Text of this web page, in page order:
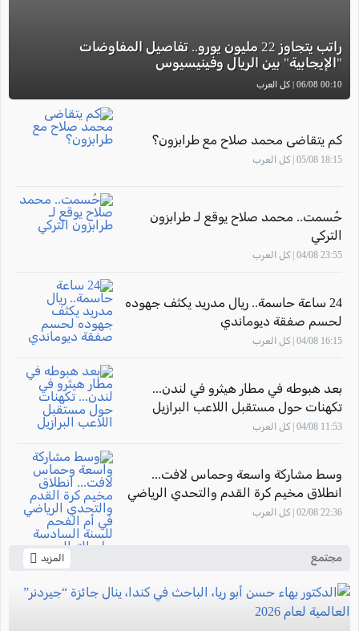
راتب يتجاوز 22 مليون يورو.. تفاصيل المفاوضات
"الإيجابية" بين الريال وفينيسيوس
00:10 06/08 | كل العرب
كم يتقاضى محمد صلاح مع طرابزون؟
18:15 05/08 | كل العرب
حُسمت.. محمد صلاح يوقع لـ طرابزون
التركي
23:55 04/08 | كل العرب
24 ساعة حاسمة.. ريال مدريد يكثف جهوده
لحسم صفقة ديوماندي
16:15 04/08 | كل العرب
بعد هبوطه في مطار هيثرو في لندن...
تكهنات حول مستقبل اللاعب البرازيل
"فينيسيوس جونيور"
11:53 04/08 | كل العرب
وسط مشاركة واسعة وحماس لافت...
انطلاق مخيم كرة القدم والتحدي الرياضي
في أم الفحم للسنة السادسة على التوالي
22:36 02/08 | كل العرب
مجتمع المزيد